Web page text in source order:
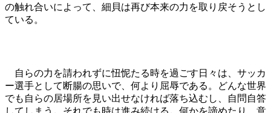
の触れ合いによって、細貝は再び本来の力を取り戻そうとし
ている。
自らの力を請われずに忸怩たる時を過ごす日々は、サッカ
ー選手として断腸の思いで、何より屈辱である。どんな世界
でも自らの居場所を見い出せなければ落ち込むし、自問自答
してしまう。それでも時は進み続ける。何かを諦めたり、意